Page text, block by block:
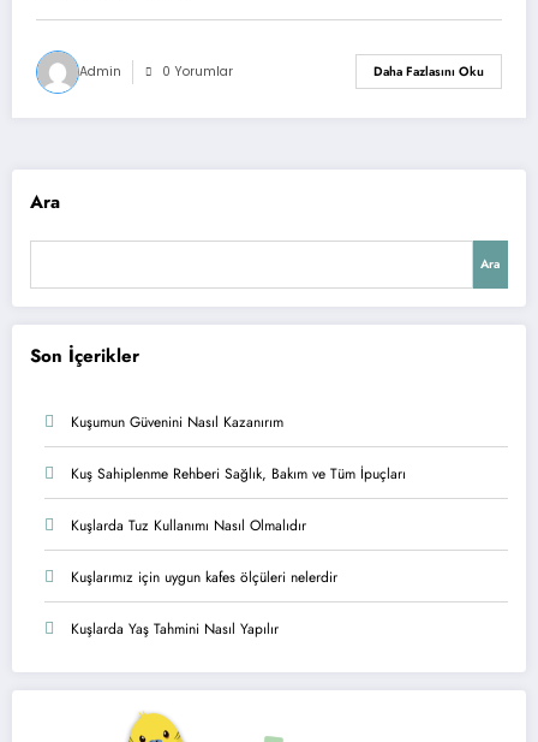
Admin 0 Yorumlar Daha Fazlasını Oku
Ara
Ara
Son İçerikler
Kuşumun Güvenini Nasıl Kazanırım
Kuş Sahiplenme Rehberi Sağlık, Bakım ve Tüm İpuçları
Kuşlarda Tuz Kullanımı Nasıl Olmalıdır
Kuşlarımız için uygun kafes ölçüleri nelerdir
Kuşlarda Yaş Tahmini Nasıl Yapılır